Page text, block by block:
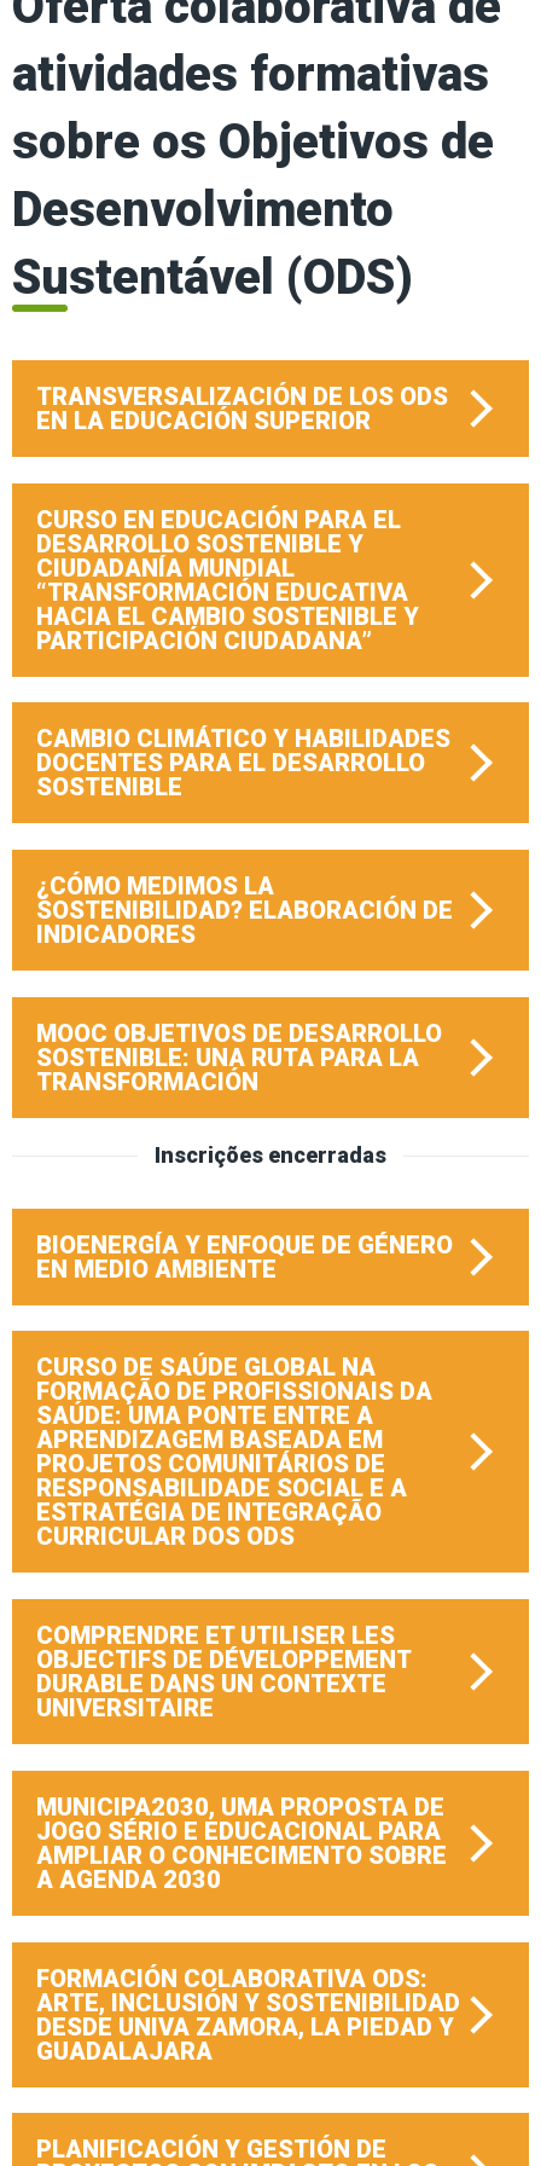
atividades formativas
sobre os Objetivos de
Desenvolvimento
Sustentável (ODS)
TRANSVERSALIZACIÓN DE LOS ODS
EN LA EDUCACIÓN SUPERIOR
CURSO EN EDUCACIÓN PARA EL
DESARROLLO SOSTENIBLE Y
CIUDADANÍA MUNDIAL
“TRANSFORMACIÓN EDUCATIVA
HACIA EL CAMBIO SOSTENIBLE Y
PARTICIPACIÓN CIUDADANA”
CAMBIO CLIMÁTICO Y HABILIDADES
DOCENTES PARA EL DESARROLLO
SOSTENIBLE
¿CÓMO MEDIMOS LA
SOSTENIBILIDAD? ELABORACIÓN DE
INDICADORES
MOOC OBJETIVOS DE DESARROLLO
SOSTENIBLE: UNA RUTA PARA LA
TRANSFORMACIÓN
Inscrições encerradas
BIOENERGÍA Y ENFOQUE DE GÉNERO
EN MEDIO AMBIENTE
CURSO DE SAÚDE GLOBAL NA
FORMAÇÃO DE PROFISSIONAIS DA
SAÚDE: UMA PONTE ENTRE A
APRENDIZAGEM BASEADA EM
PROJETOS COMUNITÁRIOS DE
RESPONSABILIDADE SOCIAL E A
ESTRATÉGIA DE INTEGRAÇÃO
CURRICULAR DOS ODS
COMPRENDRE ET UTILISER LES
OBJECTIFS DE DÉVELOPPEMENT
DURABLE DANS UN CONTEXTE
UNIVERSITAIRE
MUNICIPA2030, UMA PROPOSTA DE
JOGO SÉRIO E EDUCACIONAL PARA
AMPLIAR O CONHECIMENTO SOBRE
A AGENDA 2030
FORMACIÓN COLABORATIVA ODS:
ARTE, INCLUSIÓN Y SOSTENIBILIDAD
DESDE UNIVA ZAMORA, LA PIEDAD Y
GUADALAJARA
PLANIFICACIÓN Y GESTIÓN DE